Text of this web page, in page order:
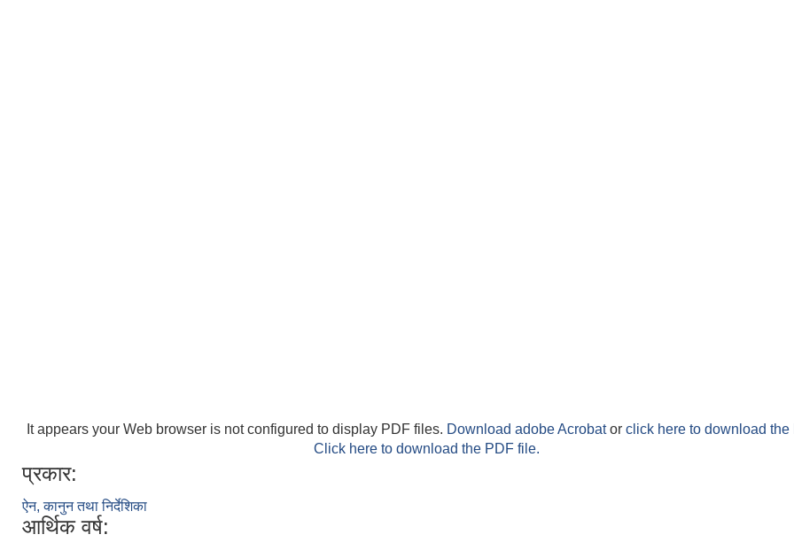
It appears your Web browser is not configured to display PDF files. Download adobe Acrobator click here to download the
Click here to download the PDF file.
प्रकार:
ऐन, कानुन तथा निर्देशिका
आर्थिक वर्ष: